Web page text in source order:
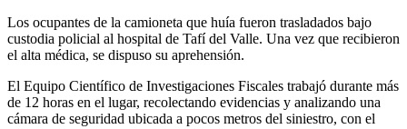
Los ocupantes de la camioneta que huía fueron trasladados bajo
custodia policial al hospital de Tafí del Valle. Una vez que recibieron
el alta médica, se dispuso su aprehensión.
El Equipo Científico de Investigaciones Fiscales trabajó durante más
de 12 horas en el lugar, recolectando evidencias y analizando una
cámara de seguridad ubicada a pocos metros del siniestro, con el